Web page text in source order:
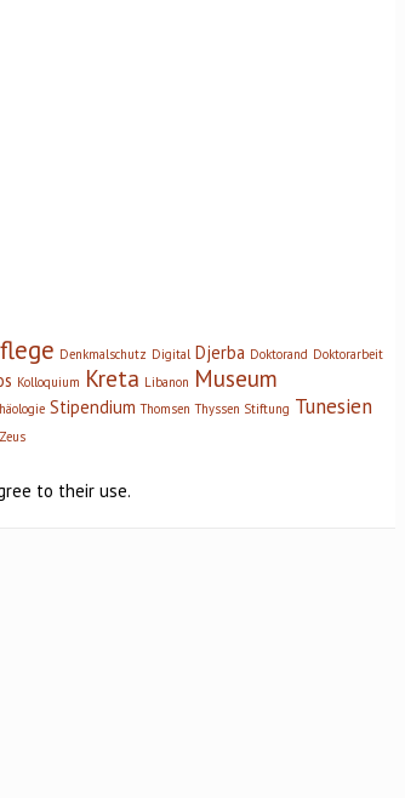
Denkmalschutz Digital Djerba Doktorand Doktorarbeit
Kolloquium Kreta Libanon Museum
Stipendium Thomsen Thyssen Stiftung Tunesien
Zeus
to their use.